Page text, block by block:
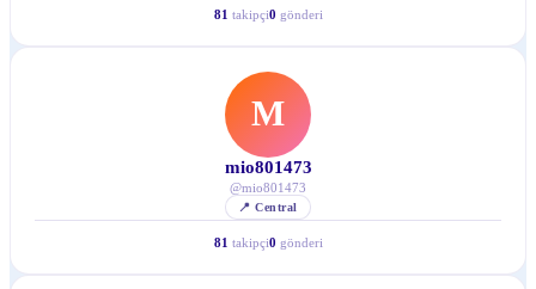
81 takipçi0 gönderi
M
mio801473
@mio801473
📍Central
81 takipçi0 gönderi